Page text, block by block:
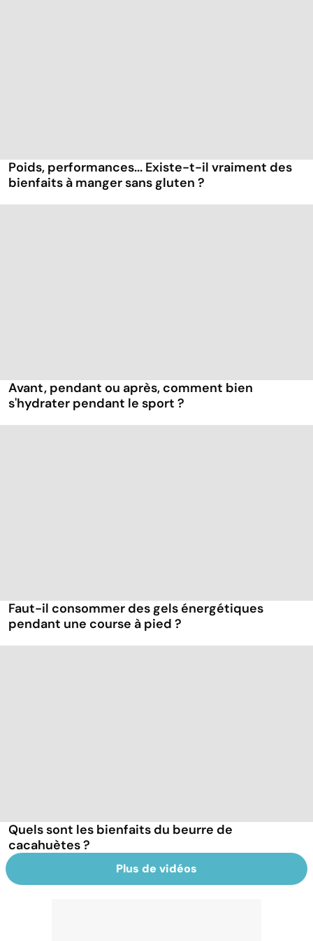
Poids, performances... Existe-t-il vraiment des
bienfaits à manger sans gluten ?
Avant, pendant ou après, comment bien
s'hydrater pendant le sport ?
Faut-il consommer des gels énergétiques
pendant une course à pied ?
Quels sont les bienfaits du beurre de
cacahuètes ?
Plus de vidéos